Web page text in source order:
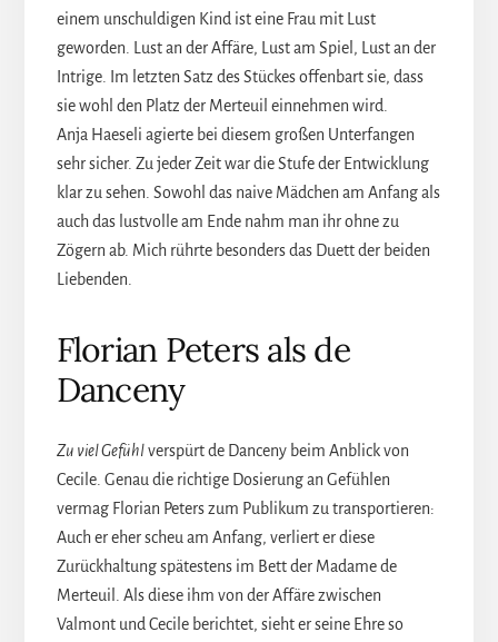
einem unschuldigen Kind ist eine Frau mit Lust
geworden. Lust an der Affäre, Lust am Spiel, Lust an der
Intrige. Im letzten Satz des Stückes offenbart sie, dass
sie wohl den Platz der Merteuil einnehmen wird.
Anja Haeseli agierte bei diesem großen Unterfangen
sehr sicher. Zu jeder Zeit war die Stufe der Entwicklung
klar zu sehen. Sowohl das naive Mädchen am Anfang als
auch das lustvolle am Ende nahm man ihr ohne zu
Zögern ab. Mich rührte besonders das Duett der beiden
Liebenden.
Florian Peters als de
Danceny
Zu viel Gefühlverspürt de Danceny beim Anblick von
Cecile. Genau die richtige Dosierung an Gefühlen
vermag Florian Peters zum Publikum zu transportieren:
Auch er eher scheu am Anfang, verliert er diese
Zurückhaltung spätestens im Bett der Madame de
Merteuil. Als diese ihm von der Affäre zwischen
Valmont und Cecile berichtet, sieht er seine Ehre so